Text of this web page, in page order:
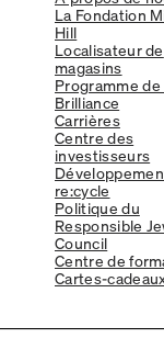
La Fondation
Hill
Localisateur de
magasins
Programme
Brilliance
Carrières
Centre des
investisseurs
re:cycle
Politique du
Responsible
Council
Centre de
Cartes-